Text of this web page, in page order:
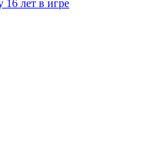
16 лет в игре